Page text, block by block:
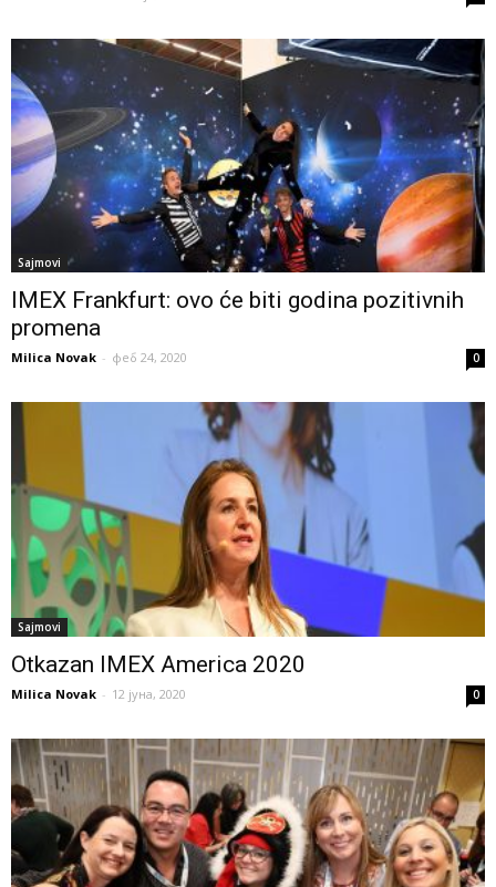
Sajmovi
IMEX Frankfurt: ovo će biti godina pozitivnih
promena
Milica Novak - феб 24, 2020 0
Sajmovi
Otkazan IMEX America 2020
Milica Novak - 12 јуна, 2020 0